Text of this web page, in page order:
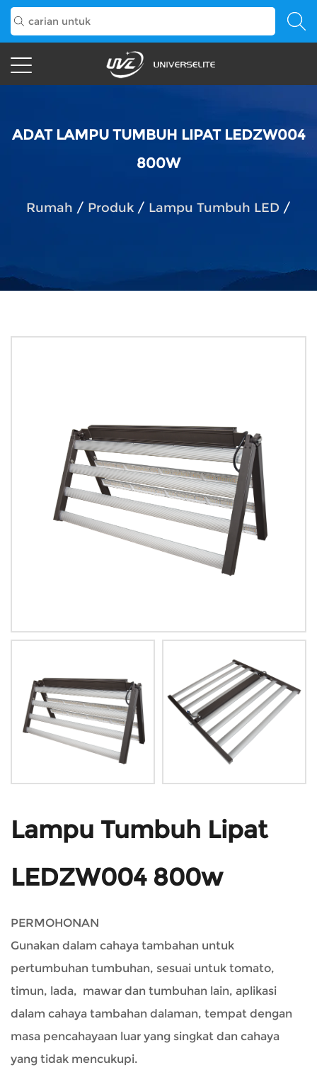
ADAT LAMPU TUMBUH LIPAT LEDZW004
800W
Rumah / Produk / Lampu Tumbuh LED /
Lampu Tumbuh Lipat
LEDZW004 800w
PERMOHONAN
Gunakan dalam cahaya tambahan untuk
pertumbuhan tumbuhan, sesuai untuk tomato,
timun, lada, mawar dan tumbuhan lain, aplikasi
dalam cahaya tambahan dalaman, tempat dengan
masa pencahayaan luar yang singkat dan cahaya
yang tidak mencukupi.